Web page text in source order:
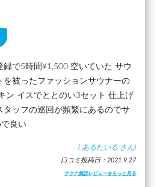
で5時間¥1,500 空いていた サウ
を被ったファッションサウナーの
ン イスでととのい3セット 仕上げ
タッフの巡回が頻繁にあるのでサ
良い
( あるたいる さん)
口コミ投稿日：2021.9.27
サウナ施設レビューをもっと見る